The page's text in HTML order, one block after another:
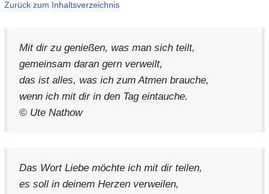
Zurück zum Inhaltsverzeichnis
Mit dir zu genießen, was man sich teilt,
gemeinsam daran gern verweilt,
das ist alles, was ich zum Atmen brauche,
wenn ich mit dir in den Tag eintauche.
© Ute Nathow
Das Wort Liebe möchte ich mit dir teilen,
es soll in deinem Herzen verweilen,